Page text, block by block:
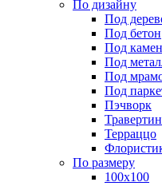
По дизайну
Под
Под бетон
Под
Под
Под
Под
Пэчворк
Травертин
Терраццо
По размеру
100х100